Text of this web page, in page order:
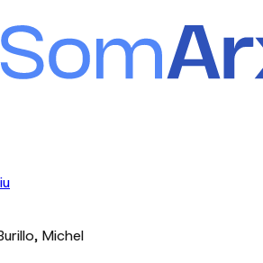
Michel